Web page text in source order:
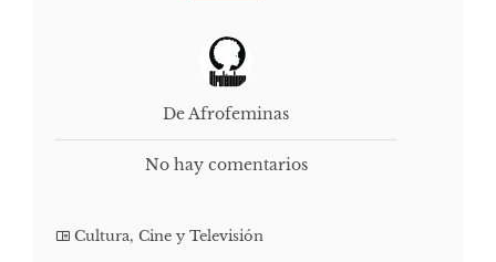
De Afrofeminas
No hay comentarios
Cultura, Cine y Televisión